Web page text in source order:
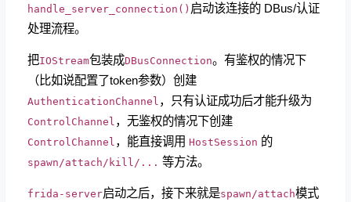
handle_server_connection() 启动该连接的 DBus/认证
处理流程。
把IOStream包装成DBusConnection。有鉴权的情况下
（比如说配置了token参数）创建
AuthenticationChannel ，只有认证成功后才能升级为
ControlChannel ，无鉴权的情况下创建
ControlChannel ，能直接调用 HostSession 的
spawn/attach/kill/... 等方法。
frida-server启动之后，接下来就是spawn/attach模式